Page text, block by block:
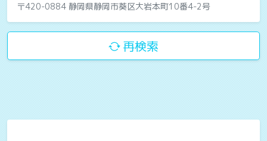
〒420-0884 静岡県静岡市葵区大岩本町10番4-2号
再検索